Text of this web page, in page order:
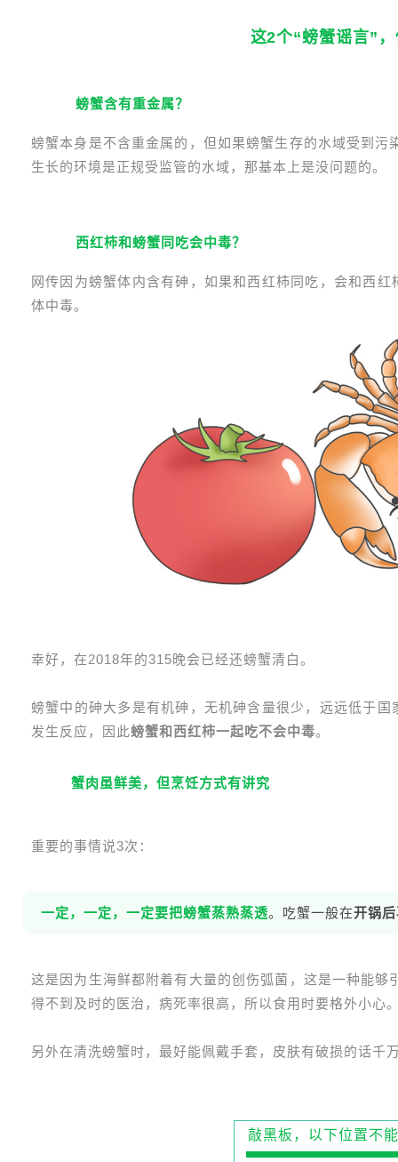
这2个“螃蟹谣言”
螃蟹含有重金属？
螃蟹本身是不含重金属的，但如果螃蟹生存的水域受到
生长的环境是正规受监管的水域，那基本上是没问题的。
西红柿和螃蟹同吃会中毒？
网传因为螃蟹体内含有砷，如果和西红柿同吃，会和西
体中毒。
幸好，在2018年的315晚会已经还螃蟹清白。
螃蟹中的砷大多是有机砷，无机砷含量很少，远远低于
发生反应，因此螃蟹和西红柿一起吃不会中毒。
蟹肉虽鲜美，但烹饪方式有讲究
重要的事情说3次：
一定，一定，一定要把螃蟹蒸熟蒸透。吃蟹一般在开锅
这是因为生海鲜都附着有大量的创伤弧菌，这是一种能
得不到及时的医治，病死率很高，所以食用时要格外小心
另外在清洗螃蟹时，最好能佩戴手套，皮肤有破损的话千
敲黑板，以下位置不